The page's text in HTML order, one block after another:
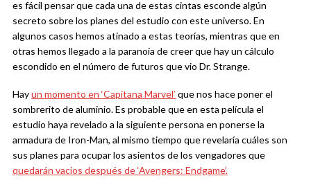
es fácil pensar que cada una de estas cintas esconde algún
secreto sobre los planes del estudio con este universo. En
algunos casos hemos atinado a estas teorías, mientras que en
otras hemos llegado a la paranoia de creer que hay un cálculo
escondido en el número de futuros que vio Dr. Strange.
Hayun momento en ‘Capitana Marvel’ que nos hace poner el
sombrerito de aluminio. Es probable que en esta película el
estudio haya revelado a la siguiente persona en ponerse la
armadura de Iron-Man, al mismo tiempo que revelaría cuáles son
sus planes para ocupar los asientos de los vengadores que
quedarán vacíos después de ‘Avengers: Endgame’.